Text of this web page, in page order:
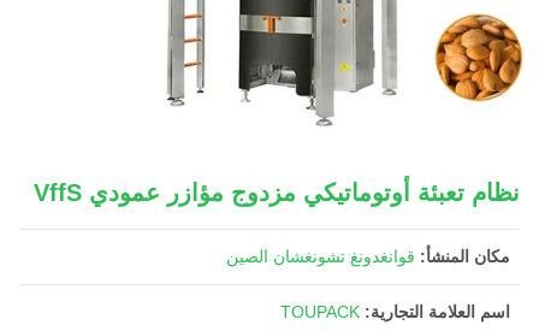
نظام تعبئة أوتوماتيكي مزدوج مؤازر عمودي VffS
مكان المنشأ: قوانغدونغ تشونغشان الصين
اسم العلامة التجارية: TOUPACK